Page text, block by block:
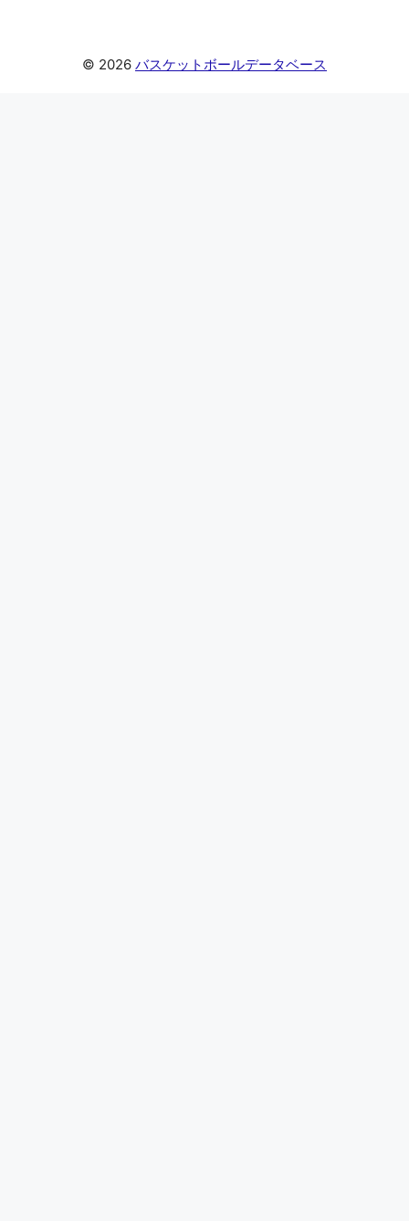
© 2026 バスケットボールデータベース